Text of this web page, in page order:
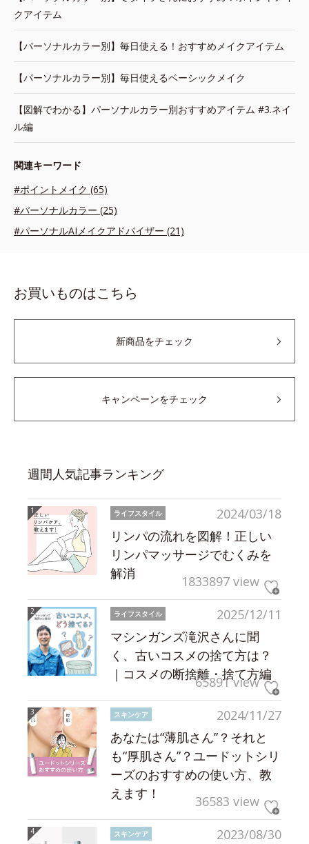
クアイテム
【パーソナルカラー別】毎日使える！おすすめメイクアイテム
【パーソナルカラー別】毎日使えるベーシックメイク
【図解でわかる】パーソナルカラー別おすすめアイテム #3.ネイ
ル編
関連キーワード
#ポイントメイク (65)
#パーソナルカラー (25)
#パーソナルAIメイクアドバイザー (21)
お買いものはこちら
新商品をチェック
キャンペーンをチェック
週間人気記事ランキング
2024/03/18
ライフスタイル
リンパの流れを図解！正しい
リンパマッサージでむくみを
解消
1833897 view
2025/12/11
ライフスタイル
マシンガンズ滝沢さんに聞
く、古いコスメの捨て方は？
｜コスメの断捨離・捨て方編
65891 view
2024/11/27
スキンケア
あなたは“薄肌さん”？それと
も“厚肌さん”？ユードットシリ
ーズのおすすめの使い方、教
えます！
36583 view
2023/08/30
スキンケア